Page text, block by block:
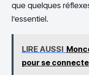
que quelques
l’essentiel.
LIRE AUSSI
pour se